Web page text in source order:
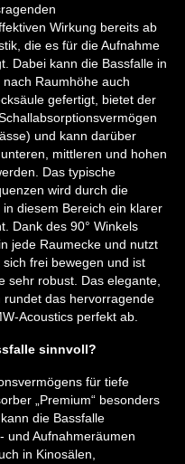
Wirkung bereits ab
die es für die Aufnahme
Dabei kann die Bassfalle in
Raumhöhe auch
gefertigt, bietet der
und kann darüber
mittleren und hohen
Das typische
wird durch die
diesem Bereich ein klarer
Dank des 90° Winkels
jede Raumecke und nutzt
frei bewegen und ist
sehr robust. Das elegante,
das hervorragende
Acoustics perfekt ab.
sinnvoll?
für tiefe
„Premium“ besonders
die Bassfalle
und Aufnahmeräumen
in Kinosälen,